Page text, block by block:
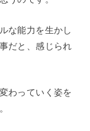
な能力を生かし
だと、感じられ
わっていく姿を